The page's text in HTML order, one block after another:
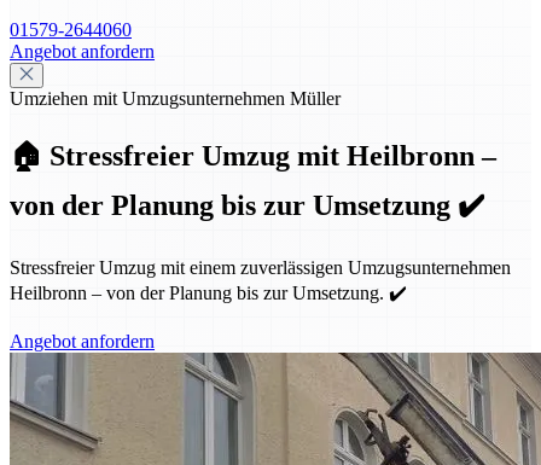
01579-2644060
Angebot anfordern
Umziehen mit Umzugsunternehmen Müller
🏠 Stressfreier Umzug mit Heilbronn –
von der Planung bis zur Umsetzung ✔️
Stressfreier Umzug mit einem zuverlässigen Umzugsunternehmen
Heilbronn – von der Planung bis zur Umsetzung. ✔️
Angebot anfordern